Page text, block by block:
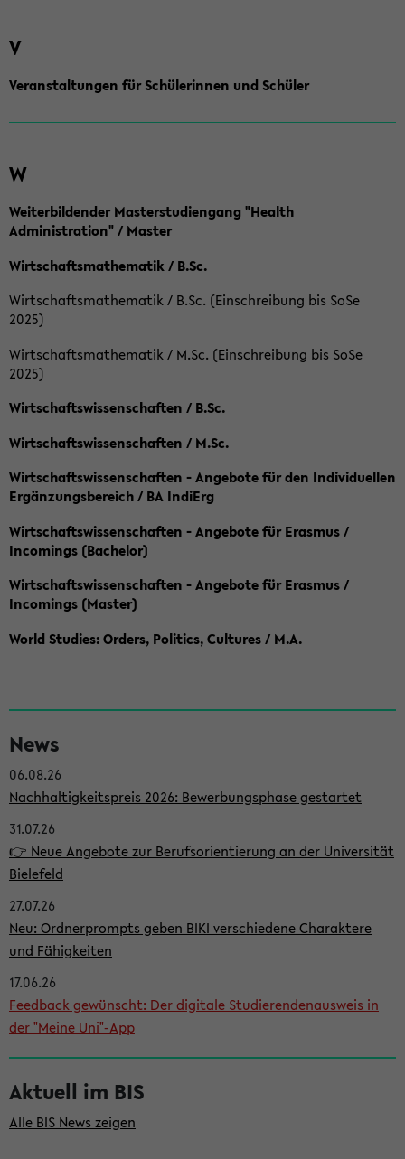
V
Veranstaltungen für Schülerinnen und Schüler
W
Weiterbildender Masterstudiengang "Health
Administration" / Master
Wirtschaftsmathematik / B.Sc.
Wirtschaftsmathematik / B.Sc. (Einschreibung bis SoSe
2025)
Wirtschaftsmathematik / M.Sc. (Einschreibung bis SoSe
2025)
Wirtschaftswissenschaften / B.Sc.
Wirtschaftswissenschaften / M.Sc.
Wirtschaftswissenschaften - Angebote für den Individuellen
Ergänzungsbereich / BA IndiErg
Wirtschaftswissenschaften - Angebote für Erasmus /
Incomings (Bachelor)
Wirtschaftswissenschaften - Angebote für Erasmus /
Incomings (Master)
World Studies: Orders, Politics, Cultures / M.A.
e
i
t
e
n
l
e
i
s
t
e
News
06.08.26
Nachhaltigkeitspreis 2026: Bewerbungsphase gestartet
31.07.26
👉 Neue Angebote zur Berufsorientierung an der Universität
Bielefeld
27.07.26
Neu: Ordnerprompts geben BIKI verschiedene Charaktere
und Fähigkeiten
17.06.26
Feedback gewünscht: Der digitale Studierendenausweis in
der "Meine Uni"-App
Aktuell im BIS
Alle BIS News zeigen